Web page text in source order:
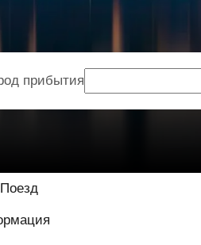
прибытия
на основе 1